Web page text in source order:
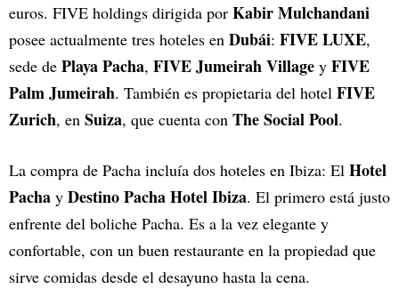
euros. FIVE holdings dirigida por Kabir Mulchandani
posee actualmente tres hoteles en Dubái: FIVE LUXE,
sede de Playa Pacha, FIVE Jumeirah Village y FIVE
Palm Jumeirah. También es propietaria del hotel FIVE
Zurich, en Suiza, que cuenta con The Social Pool.
La compra de Pacha incluía dos hoteles en Ibiza: El Hotel
Pacha y Destino Pacha Hotel Ibiza. El primero está justo
enfrente del boliche Pacha. Es a la vez elegante y
confortable, con un buen restaurante en la propiedad que
sirve comidas desde el desayuno hasta la cena.